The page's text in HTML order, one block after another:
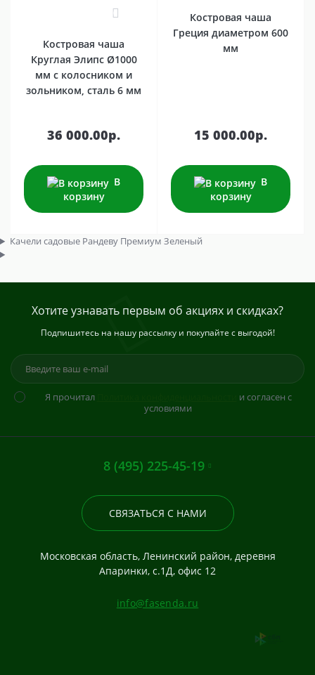
Костровая чаша
Круглая Элипс Ø1000
мм с колосником и
зольником, сталь 6 мм
36 000.00р.
В
корзину
Костровая чаша
Греция диаметром 600
мм
15 000.00р.
В
корзину
Качели садовые Рандеву Премиум Зеленый
Хотите узнавать первым об акциях и скидках?
Подпишитесь на нашу рассылку и покупайте с выгодой!
Я прочитал
и согласен с
условиями
8 (495) 225-45-19
СВЯЗАТЬСЯ С НАМИ
Московская область, Ленинский район, деревня
Апаринки, с.1Д, офис 12
info@fasenda.ru